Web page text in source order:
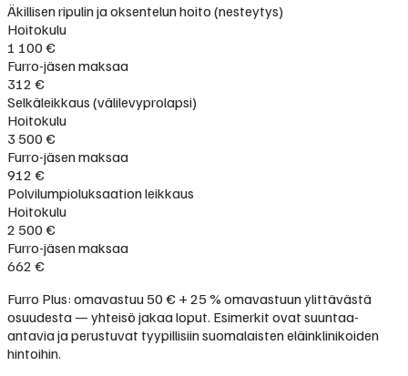
Äkillisen ripulin ja oksentelun hoito (nesteytys)
Hoitokulu
1 100 €
Furro-jäsen maksaa
312 €
Selkäleikkaus (välilevyprolapsi)
Hoitokulu
3 500 €
Furro-jäsen maksaa
912 €
Polvilumpioluksaation leikkaus
Hoitokulu
2 500 €
Furro-jäsen maksaa
662 €
Furro Plus: omavastuu 50 € + 25 % omavastuun ylittävästä
osuudesta — yhteisö jakaa loput. Esimerkit ovat suuntaa-
antavia ja perustuvat tyypillisiin suomalaisten eläinklinikoiden
hintoihin.